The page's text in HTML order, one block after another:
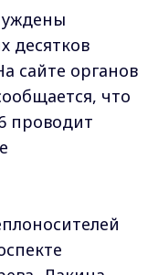
десятков
сайте органов
что
проводит